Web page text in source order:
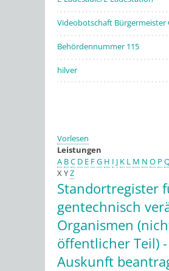
Videobotschaft Bürgermeister
Behördennummer 115
hilver
Vorlesen
Leistungen
A BC D E FG H I J K L M N O P
XYZ
Standortregister
gentechnisch
Organismen
öffentlicher Teil) -
Auskunft